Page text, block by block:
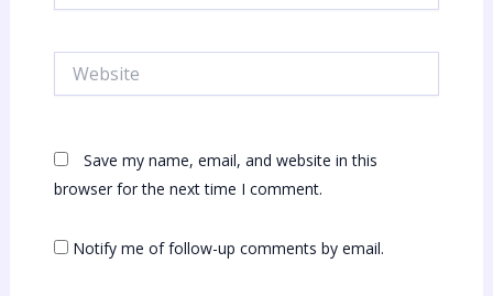
Save my name, email, and website in this
browser for the next time I comment.
Notify me of follow-up comments by email.